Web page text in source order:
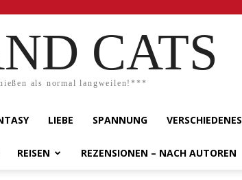
CATS
als normal langweilen!***
LIEBE SPANNUNG VERSCHIEDENES
REISEN REZENSIONEN – NACH AUTOREN